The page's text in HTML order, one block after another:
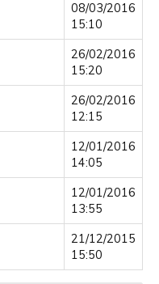
08/03/2016
15:10
26/02/2016
15:20
26/02/2016
12:15
12/01/2016
14:05
12/01/2016
13:55
21/12/2015
15:50